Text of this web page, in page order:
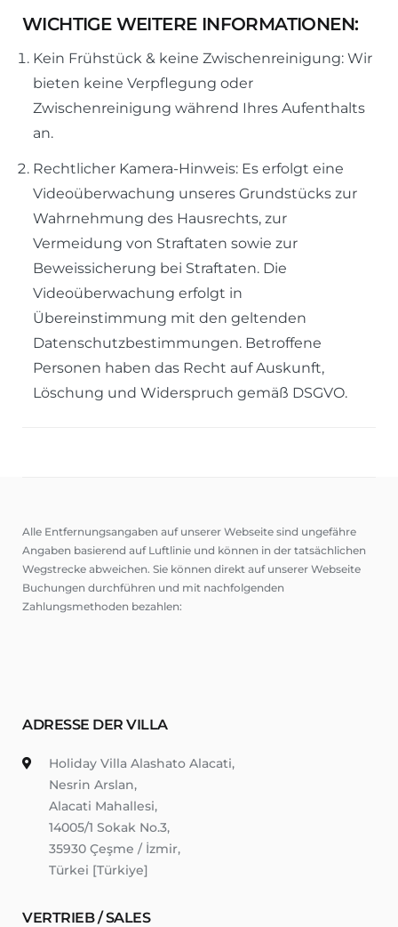
WICHTIGE WEITERE INFORMATIONEN:
Kein Frühstück & keine Zwischenreinigung: Wir
bieten keine Verpflegung oder
Zwischenreinigung während Ihres Aufenthalts
an.
Rechtlicher Kamera-Hinweis: Es erfolgt eine
Videoüberwachung unseres Grundstücks zur
Wahrnehmung des Hausrechts, zur
Vermeidung von Straftaten sowie zur
Beweissicherung bei Straftaten. Die
Videoüberwachung erfolgt in
Übereinstimmung mit den geltenden
Datenschutzbestimmungen. Betroffene
Personen haben das Recht auf Auskunft,
Löschung und Widerspruch gemäß DSGVO.
Alle Entfernungsangaben auf unserer Webseite sind ungefähre
Angaben basierend auf Luftlinie und können in der tatsächlichen
Wegstrecke abweichen. Sie können direkt auf unserer Webseite
Buchungen durchführen und mit nachfolgenden
Zahlungsmethoden bezahlen:
ADRESSE DER VILLA
Holiday Villa Alashato Alacati,
Nesrin Arslan,
Alacati Mahallesi,
14005/1 Sokak No.3,
35930 Çeşme / İzmir,
Türkei [Türkiye]
VERTRIEB / SALES